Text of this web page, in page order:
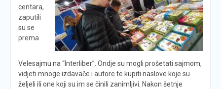
centara,
zaputili
su se
prema
Velesajmu na “Interliber”. Ondje su mogli prošetati sajmom,
vidjeti mnoge izdavače i autore te kupiti naslove koje su
željeli ili one koji su im se činili zanimljivi. Nakon šetnje